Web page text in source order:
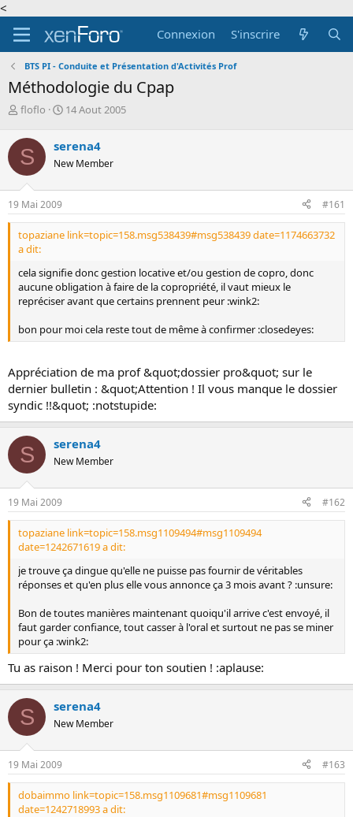
<
Connexion
S'inscrire
BTS PI - Conduite et Présentation d'Activités Prof
Méthodologie du Cpap
A
t
e
u
r
d
e
l
a
d
s
c
u
s
n
floflo
D
e
d
d
b
u
14 Aout 2005
S serena4
New Member
19 Mai 2009 #161
topaziane link=topic=158.msg538439#msg538439 date=1174663732
a dit:
cela signifie donc gestion locative et/ou gestion de copro, donc
aucune obligation à faire de la copropriété, il vaut mieux le
repréciser avant que certains prennent peur :wink2:
bon pour moi cela reste tout de même à confirmer :closedeyes:
Appréciation de ma prof &quot;dossier pro&quot; sur le
dernier bulletin : &quot;Attention ! Il vous manque le dossier
syndic !!&quot; :notstupide:
S serena4
New Member
19 Mai 2009 #162
topaziane link=topic=158.msg1109494#msg1109494
date=1242671619 a dit:
je trouve ça dingue qu'elle ne puisse pas fournir de véritables
réponses et qu'en plus elle vous annonce ça 3 mois avant ? :unsure:
Bon de toutes manières maintenant quoiqu'il arrive c'est envoyé, il
faut garder confiance, tout casser à l'oral et surtout ne pas se miner
pour ça :wink2:
Tu as raison ! Merci pour ton soutien ! :aplause:
S serena4
New Member
19 Mai 2009 #163
dobaimmo link=topic=158.msg1109681#msg1109681
date=1242718993 a dit: